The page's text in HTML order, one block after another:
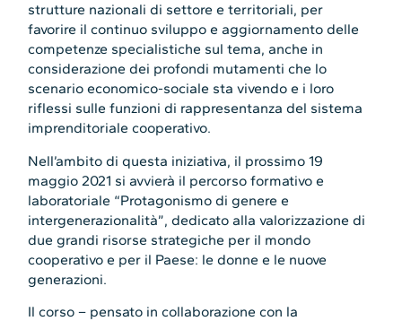
strutture nazionali di settore e territoriali, per
favorire il continuo sviluppo e aggiornamento delle
competenze specialistiche sul tema, anche in
considerazione dei profondi mutamenti che lo
scenario economico-sociale sta vivendo e i loro
riflessi sulle funzioni di rappresentanza del sistema
imprenditoriale cooperativo.
Nell’ambito di questa iniziativa, il prossimo 19
maggio 2021 si avvierà il percorso formativo e
laboratoriale “Protagonismo di genere e
intergenerazionalità”, dedicato alla valorizzazione di
due grandi risorse strategiche per il mondo
cooperativo e per il Paese: le donne e le nuove
generazioni.
Il corso – pensato in collaborazione con la